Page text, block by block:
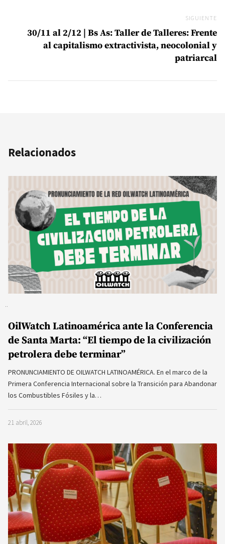
SIGUIENTE
30/11 al 2/12 | Bs As: Taller de Talleres: Frente
al capitalismo extractivista, neocolonial y
patriarcal
Relacionados
OilWatch Latinoamérica ante la Conferencia
de Santa Marta: “El tiempo de la civilización
petrolera debe terminar”
PRONUNCIAMIENTO DE OILWATCH LATINOAMÉRICA. En el marco de la
Primera Conferencia Internacional sobre la Transición para Abandonar
los Combustibles Fósiles y la…
21 abril, 2026